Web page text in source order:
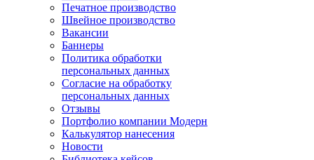
Печатное производство
Швейное производство
Вакансии
Баннеры
Политика обработки
персональных данных
Согласие на обработку
персональных данных
Отзывы
Портфолио компании Модерн
Калькулятор нанесения
Новости